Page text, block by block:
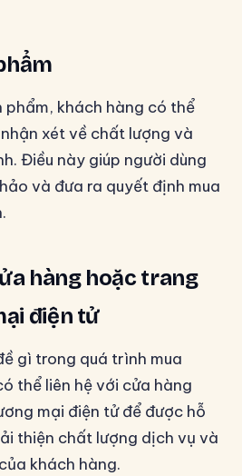
phẩm, khách hàng có thể
xét về chất lượng và
Điều này giúp người dùng
và đưa ra quyết định mua
hàng hoặc trang
điện tử
gì trong quá trình mua
thể liên hệ với cửa hàng
mại điện tử để được hỗ
thiện chất lượng dịch vụ và
khách hàng.